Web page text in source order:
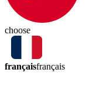
choose
françaisfrançais